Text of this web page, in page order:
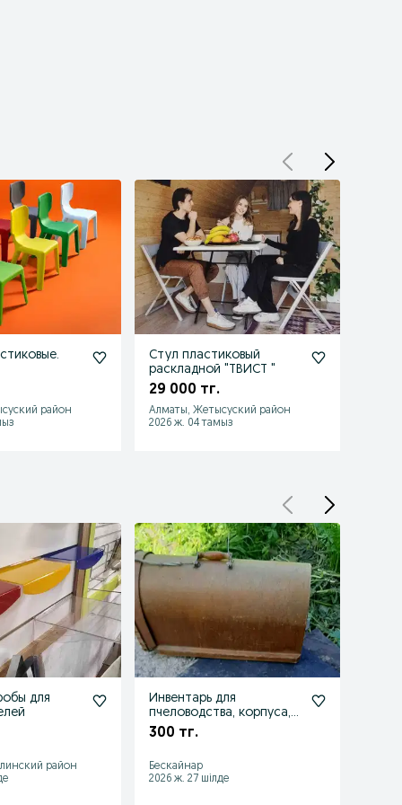
район
Стул пластиковый
раскладной "ТВИСТ "
29 000 тг.
Алматы, Жетысуский район
2026 ж. 04 тамыз
для
район
Инвентарь для
пчеловодства, корпуса,
роевни, кормушки,
300 тг.
Бескайнар
2026 ж. 27 шілде